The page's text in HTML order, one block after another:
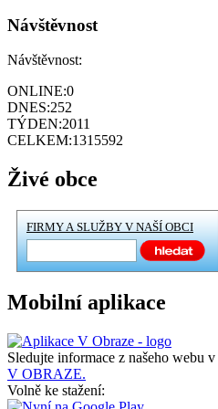
Návštěvnost
Návštěvnost:
ONLINE:0
DNES:252
TÝDEN:2011
CELKEM:1315592
Živé obce
FIRMY A SLUŽBY V NAŠÍ OBCI
Mobilní aplikace
Sledujte informace z našeho webu v
V OBRAZE.
Volně ke stažení: